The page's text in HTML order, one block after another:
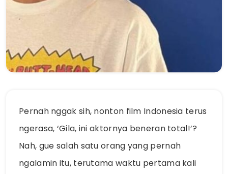
Pernah nggak sih, nonton film Indonesia terus
ngerasa, ‘Gila, ini aktornya beneran total!’?
Nah, gue salah satu orang yang pernah
ngalamin itu, terutama waktu pertama kali